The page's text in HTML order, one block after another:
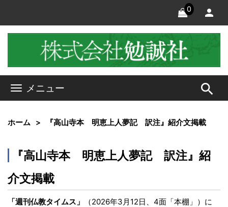
0
メニュー search
ホーム 『高山寺本 明恵上人夢記 訳注』紹介文掲載
『高山寺本 明恵上人夢記 訳注』紹
介文掲載
「週刊仏教タイムス」
（2026年3月12日、4面「本棚」）に